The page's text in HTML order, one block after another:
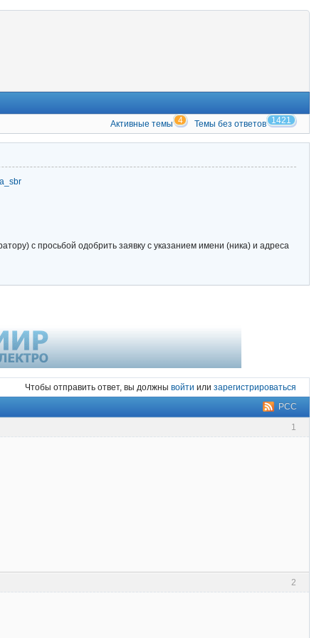
Активные темы 4 Темы без ответов 1421
с просьбой одобрить заявку с указанием имени (ника) и адреса
Чтобы отправить ответ, вы должны войти или зарегистрироваться
РСС
1
2